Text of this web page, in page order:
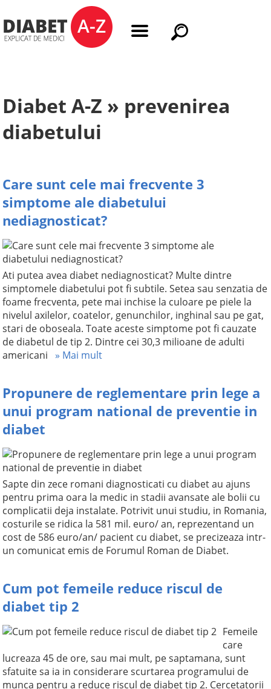
Diabet A-Z » prevenirea
diabetului
Care sunt cele mai frecvente 3
simptome ale diabetului
nediagnosticat?
Ati putea avea diabet nediagnosticat? Multe dintre
simptomele diabetului pot fi subtile. Setea sau senzatia de
foame frecventa, pete mai inchise la culoare pe piele la
nivelul axilelor, coatelor, genunchilor, inghinal sau pe gat,
stari de oboseala. Toate aceste simptome pot fi cauzate
de diabetul de tip 2. Dintre cei 30,3 milioane de adulti
americani » Mai mult
Propunere de reglementare prin lege a
unui program national de preventie in
diabet
Sapte din zece romani diagnosticati cu diabet au ajuns
pentru prima oara la medic in stadii avansate ale bolii cu
complicatii deja instalate. Potrivit unui studiu, in Romania,
costurile se ridica la 581 mil. euro/ an, reprezentand un
cost de 586 euro/an/ pacient cu diabet, se precizeaza intr-
un comunicat emis de Forumul Roman de Diabet.
Cum pot femeile reduce riscul de
diabet tip 2
Femeile
care
lucreaza 45 de ore, sau mai mult, pe saptamana, sunt
sfatuite sa ia in considerare scurtarea programului de
munca pentru a reduce riscul de diabet tip 2. Cercetatorii